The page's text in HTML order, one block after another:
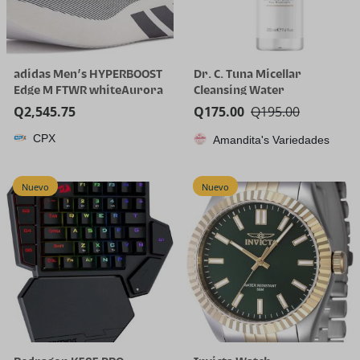
adidas Men’s HYPERBOOST
Edge M FTWR whiteAurora
Onix/Solar Turbo 11 US
Multi
Q2,545.75
CPX
Dr. C. Tuna Micellar
Cleansing Water
Q195.00
Q175.00
Amandita's Variedades
Nuevo Nuevo